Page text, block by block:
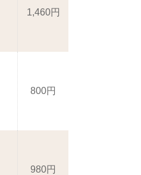
1,460円
800円
980円